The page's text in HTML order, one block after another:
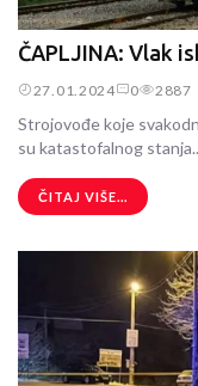
ČAPLJINA: Vlak
27.01.2024 0 2887
Strojovođe koje
su katastofalnog stanja..
ČITAJ VIŠE...